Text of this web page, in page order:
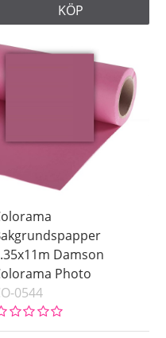
KÖP
Damson
Photo
0544